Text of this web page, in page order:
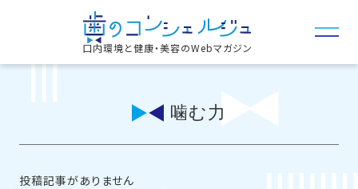
口内環境と健康・美容のWebマガジン
噛む力
投稿記事がありません